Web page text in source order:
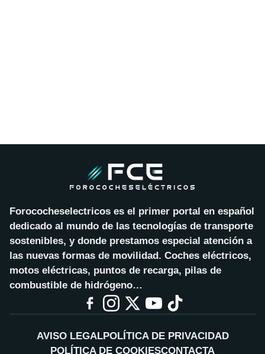
Forococheselectricos es el primer portal en español
dedicado al mundo de las tecnologías de transporte
sostenibles, y donde prestamos especial atención a
las nuevas formas de movilidad. Coches eléctricos,
motos eléctricas, puntos de recarga, pilas de
combustible de hidrógeno…
AVISO LEGALPOLÍTICA DE PRIVACIDAD
POLÍTICA DE COOKIESCONTACTA